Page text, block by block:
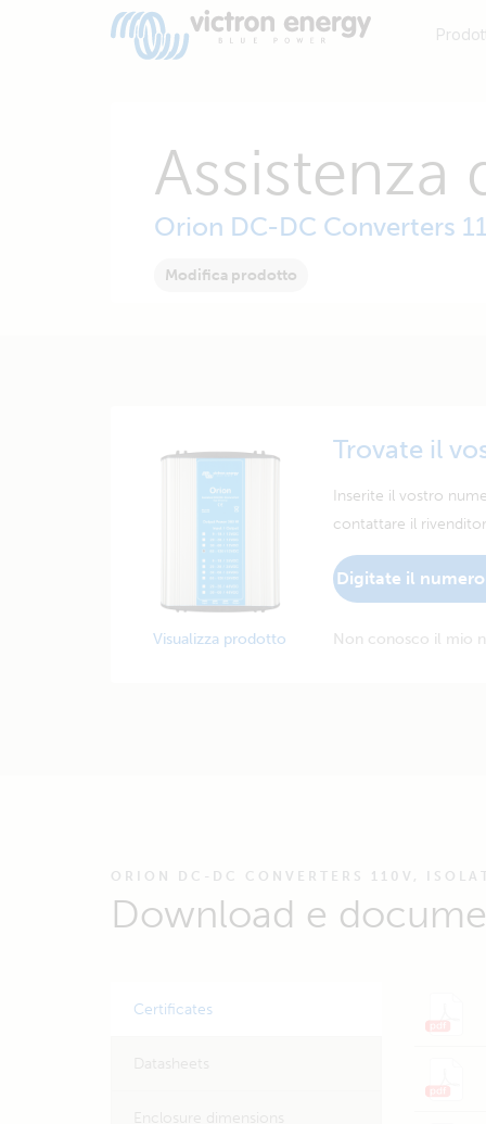
Orion DC-DC Converters
Modifica prodotto
Visualizza prodotto
Trovate il
Inserite il vostro
contattare il
Digitate il numero
Non conosco il mio
ORION DC-DC CONVERTERS 110V,
Download e
Certificates